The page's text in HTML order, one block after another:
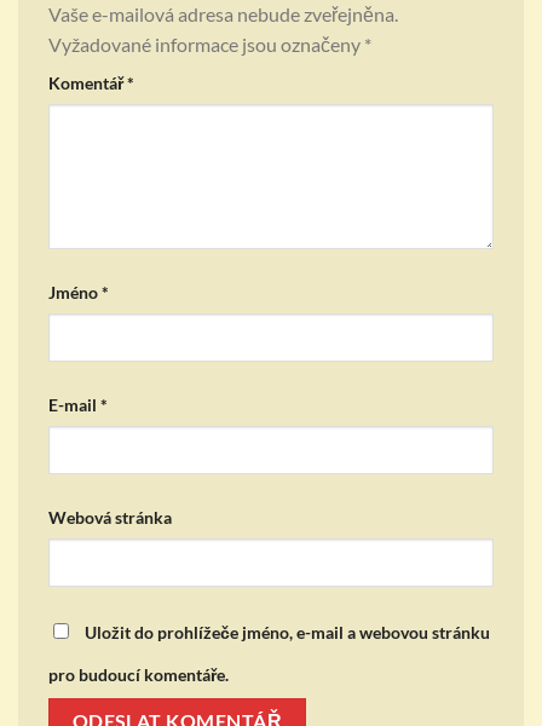
Vaše e-mailová adresa nebude zveřejněna.
Vyžadované informace jsou označeny *
Komentář*
Jméno*
E-mail *
Webová stránka
Uložit do prohlížeče jméno, e-mail a webovou stránku
pro budoucí komentáře.